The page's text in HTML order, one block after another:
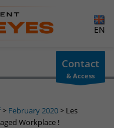
EN
Contact
& Access
> February 2020> Les
Workplace !